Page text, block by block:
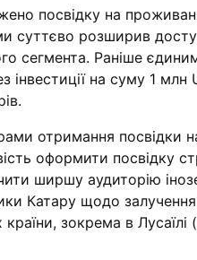
посвідку на
суттєво розширив
сегмента. Раніше
інвестиції на суму 1
отримання посвідки
оформити посвідку
ширшу аудиторію
Катару щодо
країни, зокрема в